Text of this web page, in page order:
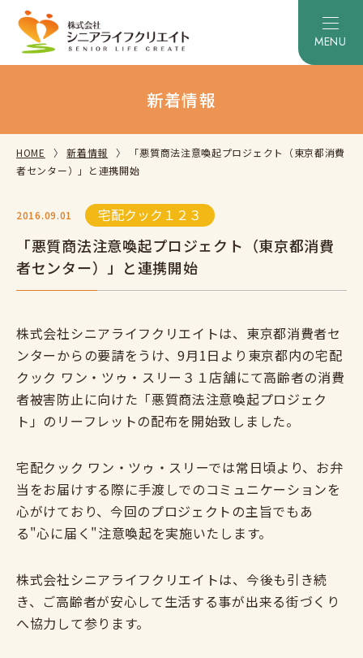
新着情報
HOME 新着情報
「悪質商法注意喚起プロジェクト（東京都消費
者センター）」と連携開始
2016.09.01 宅配クック１２３
「悪質商法注意喚起プロジェクト（東京都消費
者センター）」と連携開始
株式会社シニアライフクリエイトは、東京都消費者セ
ンターからの要請をうけ、9月1日より東京都内の宅配
クック ワン・ツゥ・スリー３１店舗にて高齢者の消費
者被害防止に向けた「悪質商法注意喚起プロジェク
ト」のリーフレットの配布を開始致しました。
宅配クック ワン・ツゥ・スリーでは常日頃より、お弁
当をお届けする際に手渡しでのコミュニケーションを
心がけており、今回のプロジェクトの主旨でもあ
る"心に届く"注意喚起を実施いたします。
株式会社シニアライフクリエイトは、今後も引き続
き、ご高齢者が安心して生活する事が出来る街づくり
へ協力して参ります。